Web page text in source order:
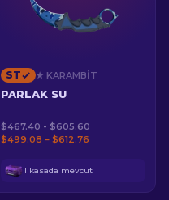
ST ★ KARAMBIT
PARLAK SU
$467.40 - $605.60
$499.08 – $612.76
1 kasada mevcut